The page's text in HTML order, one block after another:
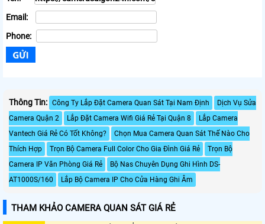
Email:
Phone:
Thông Tin: Công Ty Lắp Đặt Camera Quan Sát Tại Nam Định
Dịch Vụ Sửa
Camera Quận 2
Lắp Đặt Camera Wifi Giá Rẻ Tại Quận 8
Lắp Camera
Vantech Giá Rẻ Có Tốt Không?
Chọn Mua Camera Quan Sát Thế Nào Cho
Thích Hợp
Trọn Bộ Camera Full Color Cho Gia Đình Giá Rẻ
Trọn Bộ
Camera IP Văn Phòng Giá Rẻ
Bộ Nas Chuyên Dụng Ghi Hình DS-
AT1000S/160
Lắp Bộ Camera IP Cho Cửa Hàng Ghi Âm
THAM KHẢO CAMERA QUAN SÁT GIÁ RẺ